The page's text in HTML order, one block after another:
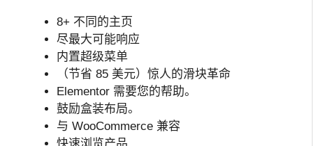
8+ 不同的主页
尽最大可能响应
内置超级菜单
（节省 85 美元）惊人的滑块革命
Elementor 需要您的帮助。
鼓励盒装布局。
与 WooCommerce 兼容